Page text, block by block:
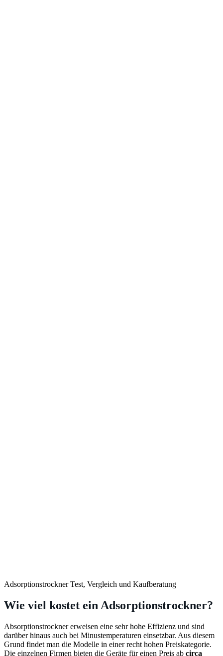
Adsorptionstrockner Test, Vergleich und Kaufberatung
Wie viel kostet ein Adsorptionstrockner?
Absorptionstrockner erweisen eine sehr hohe Effizienz und sind
darüber hinaus auch bei Minustemperaturen einsetzbar. Aus diesem
Grund findet man die Modelle in einer recht hohen Preiskategorie.
Die einzelnen Firmen bieten die Geräte für einen Preis ab circa